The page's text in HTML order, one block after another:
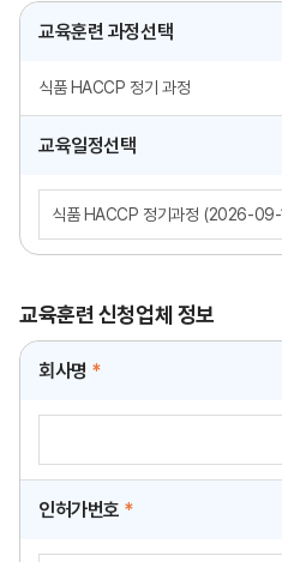
교육훈련 과정선택
식품 HACCP 정기 과정
교육일정선택
교육훈련 신청업체 정보
회사명 *
인허가번호 *